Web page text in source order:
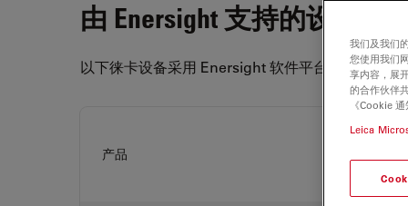
由 Enersight 支持的设备
以下徕卡设备采用 Enersight 软件平台，不久还将
产品
我们及我们
您使用我们
享内容，展
的合作伙伴
《Cookie
Leica